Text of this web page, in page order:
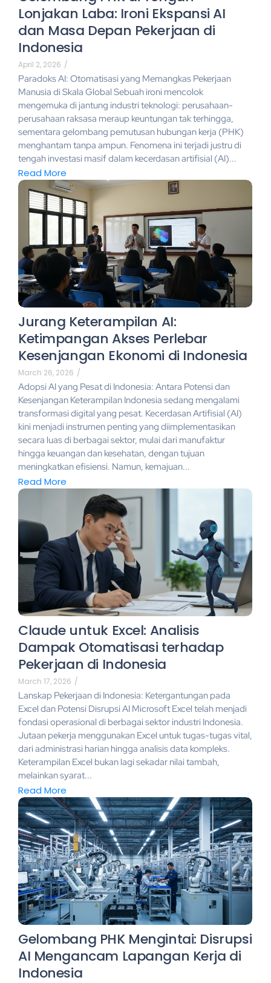
Lonjakan Laba: Ironi Ekspansi AI
dan Masa Depan Pekerjaan di
Indonesia
April 2, 2026 /
Paradoks AI: Otomatisasi yang Memangkas Pekerjaan
Manusia di Skala Global Sebuah ironi mencolok
mengemuka di jantung industri teknologi: perusahaan-
perusahaan raksasa meraup keuntungan tak terhingga,
sementara gelombang pemutusan hubungan kerja (PHK)
menghantam tanpa ampun. Fenomena ini terjadi justru di
tengah investasi masif dalam kecerdasan artifisial (AI)...
Read More
Jurang Keterampilan AI:
Ketimpangan Akses Perlebar
Kesenjangan Ekonomi di Indonesia
March 26, 2026 /
Adopsi AI yang Pesat di Indonesia: Antara Potensi dan
Kesenjangan Keterampilan Indonesia sedang mengalami
transformasi digital yang pesat. Kecerdasan Artifisial (AI)
kini menjadi instrumen penting yang diimplementasikan
secara luas di berbagai sektor, mulai dari manufaktur
hingga keuangan dan kesehatan, dengan tujuan
meningkatkan efisiensi. Namun, kemajuan...
Read More
Claude untuk Excel: Analisis
Dampak Otomatisasi terhadap
Pekerjaan di Indonesia
March 17, 2026 /
Lanskap Pekerjaan di Indonesia: Ketergantungan pada
Excel dan Potensi Disrupsi AI Microsoft Excel telah menjadi
fondasi operasional di berbagai sektor industri Indonesia.
Jutaan pekerja menggunakan Excel untuk tugas-tugas vital,
dari administrasi harian hingga analisis data kompleks.
Keterampilan Excel bukan lagi sekadar nilai tambah,
melainkan syarat...
Read More
Gelombang PHK Mengintai: Disrupsi
AI Mengancam Lapangan Kerja di
Indonesia